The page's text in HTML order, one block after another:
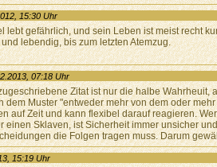
15:30 Uhr
lebt gefährlich, und sein Leben ist meist recht
lebendig, bis zum letzten Atemzug.
07:18 Uhr
Zitat ist nur die halbe
dem Muster "entweder mehr von dem oder
auf Zeit und kann flexibel darauf reagieren.
einen Sklaven, ist Sicherheit immer unsicher
die Folgen tragen muss. Darum
15:19 Uhr